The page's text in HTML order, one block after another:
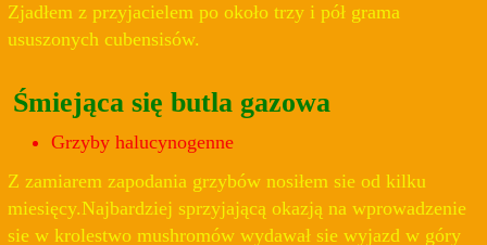
Zjadłem z przyjacielem po około trzy i pół grama
ususzonych cubensisów.
Śmiejąca się butla gazowa
Grzyby halucynogenne
Z zamiarem zapodania grzybów nosiłem sie od kilku
miesięcy.Najbardziej sprzyjającą okazją na wprowadzenie
sie w krolestwo mushromów wydawał sie wyjazd w góry